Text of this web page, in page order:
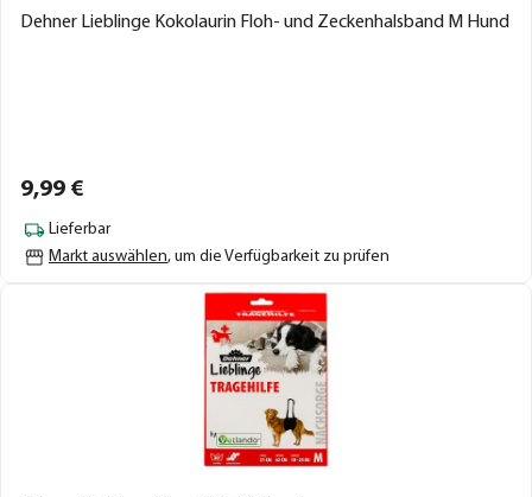
Dehner Lieblinge Kokolaurin Floh- und Zeckenhalsband M Hund
9,99 €
Lieferbar
Markt auswählen, um die Verfügbarkeit zu prüfen